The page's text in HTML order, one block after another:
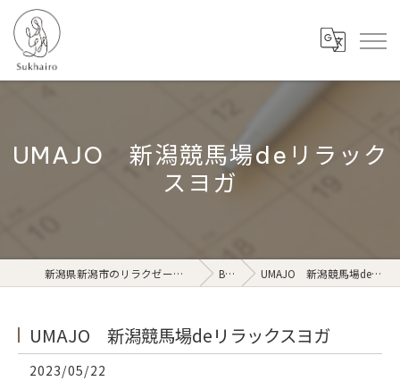
UMAJO 新潟競馬場deリラック
スヨガ
新潟県新潟市のリラクゼーションならSukhairo Blog UMAJO 新潟競馬場deリラックスヨガ
UMAJO 新潟競馬場deリラックスヨガ
2023/05/22